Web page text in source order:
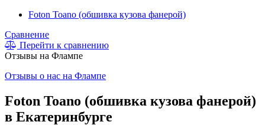
Foton Toano (обшивка кузова фанерой)
Сравнение
Перейти к сравнению
Отзывы на Флампе
Отзывы о нас на Флампе
Foton Toano (обшивка кузова фанерой)
в Екатеринбурге